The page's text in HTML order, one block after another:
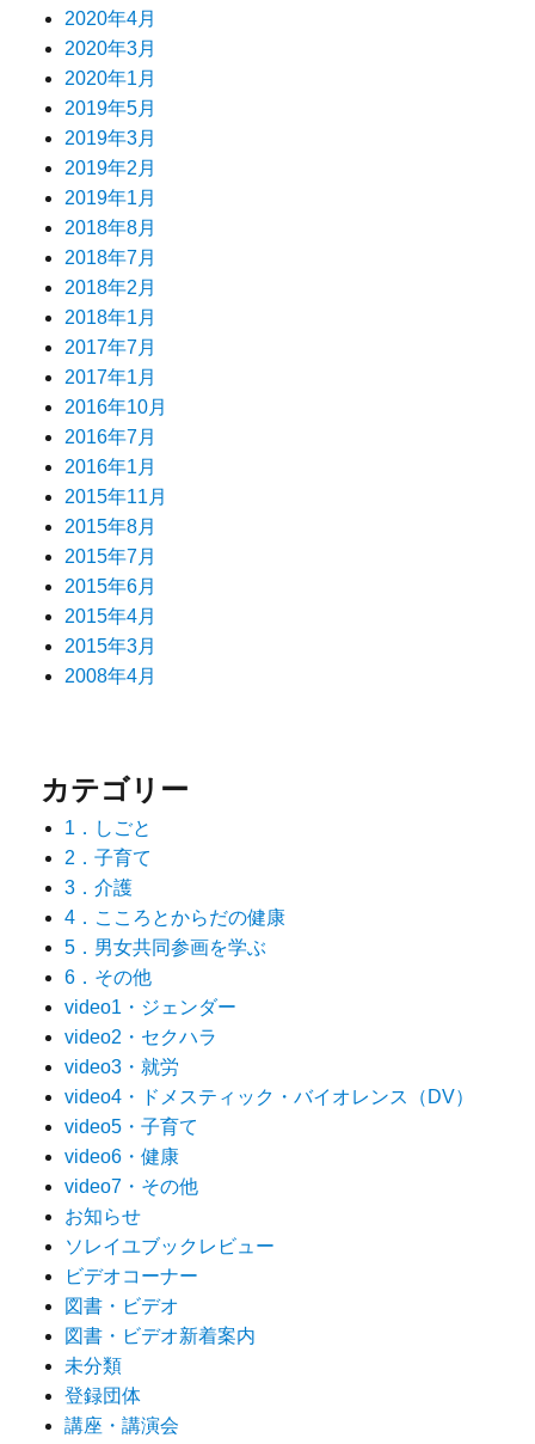
2020年4月
2020年3月
2020年1月
2019年5月
2019年3月
2019年2月
2019年1月
2018年8月
2018年7月
2018年2月
2018年1月
2017年7月
2017年1月
2016年10月
2016年7月
2016年1月
2015年11月
2015年8月
2015年7月
2015年6月
2015年4月
2015年3月
2008年4月
カテゴリー
1．しごと
2．子育て
3．介護
4．こころとからだの健康
5．男女共同参画を学ぶ
6．その他
video1・ジェンダー
video2・セクハラ
video3・就労
video4・ドメスティック・バイオレンス（DV）
video5・子育て
video6・健康
video7・その他
お知らせ
ソレイユブックレビュー
ビデオコーナー
図書・ビデオ
図書・ビデオ新着案内
未分類
登録団体
講座・講演会